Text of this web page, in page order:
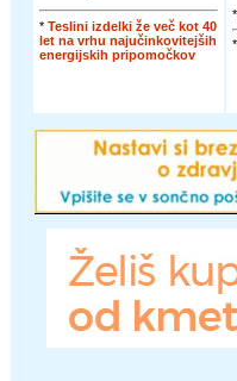
* Teslini izdelki že več kot 40
let na vrhu najučinkovitejših
energijskih pripomočkov